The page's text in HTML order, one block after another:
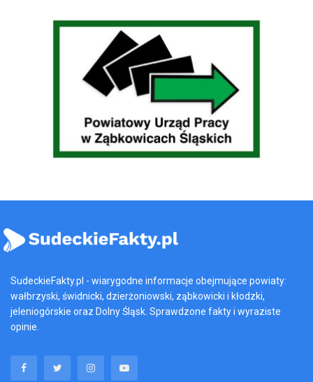
SudeckieFakty.pl - wiarygodne informacje obejmujące powiaty:
wałbrzyski, świdnicki, dzierżoniowski, ząbkowicki i kłodzki,
jeleniogórskie oraz Dolny Śląsk. Sprawdzone fakty i wyraziste
opinie.